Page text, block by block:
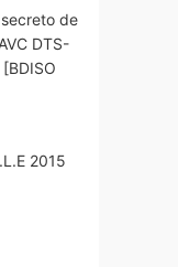
secreto de
DTS-
2015